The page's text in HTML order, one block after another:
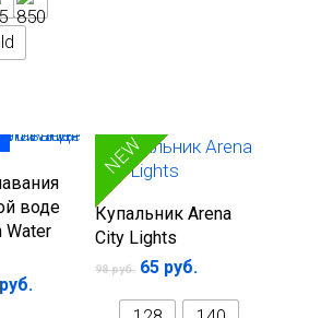
воде
Water
руб.
параметры
SALE
NEW
Купальник Arena
City Lights
98руб. 65 руб.